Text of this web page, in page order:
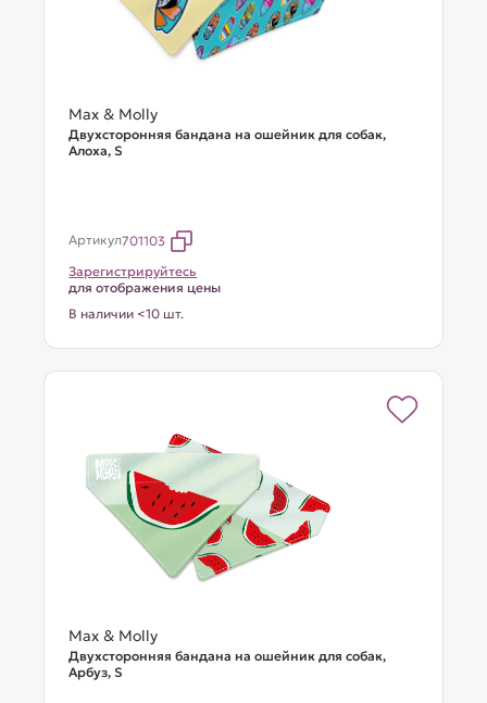
Max & Molly
Двухсторонняя бандана на ошейник для собак,
Алоха, S
Артикул701103
Зарегистрируйтесь
для отображения цены
В наличии <10 шт.
Max & Molly
Двухсторонняя бандана на ошейник для собак,
Арбуз, S